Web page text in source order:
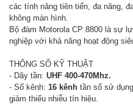
các tính năng tiên tiến, đa năng,
không màn hình.
Bộ đàm Motorola CP 8800 là sự
nghiệp với khả năng hoạt động
THÔNG SỐ KỸ THUẬT
- Dãy tần: UHF 400-470Mhz.
- Số kênh: 16 kênh tần số sử
giảm thiểu nhiễu tín hiệu.